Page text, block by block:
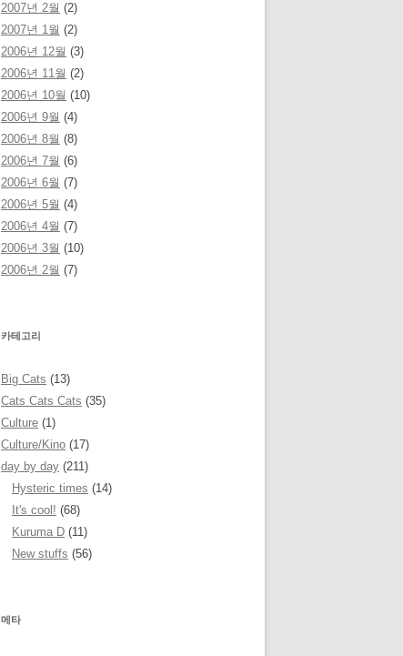
2007년 2월 (2)
2007년 1월 (2)
2006년 12월 (3)
2006년 11월 (2)
2006년 10월 (10)
2006년 9월 (4)
2006년 8월 (8)
2006년 7월 (6)
2006년 6월 (7)
2006년 5월 (4)
2006년 4월 (7)
2006년 3월 (10)
2006년 2월 (7)
카테고리
Big Cats (13)
Cats Cats Cats (35)
Culture (1)
Culture/Kino (17)
day by day (211)
Hysteric times (14)
It's cool! (68)
Kuruma D (11)
New stuffs (56)
메타